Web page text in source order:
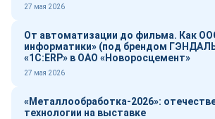
27 мая 2026
От автоматизации до фильма. Как ООО «Индустрия
информатики» (под брендом
«1С:ERP» в ОАО «Новоросцемент»
27 мая 2026
«Металлообработка-2026»:
технологии на выставке